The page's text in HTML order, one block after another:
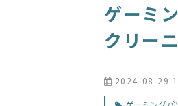
ゲーミ
クリー
2024-08-29